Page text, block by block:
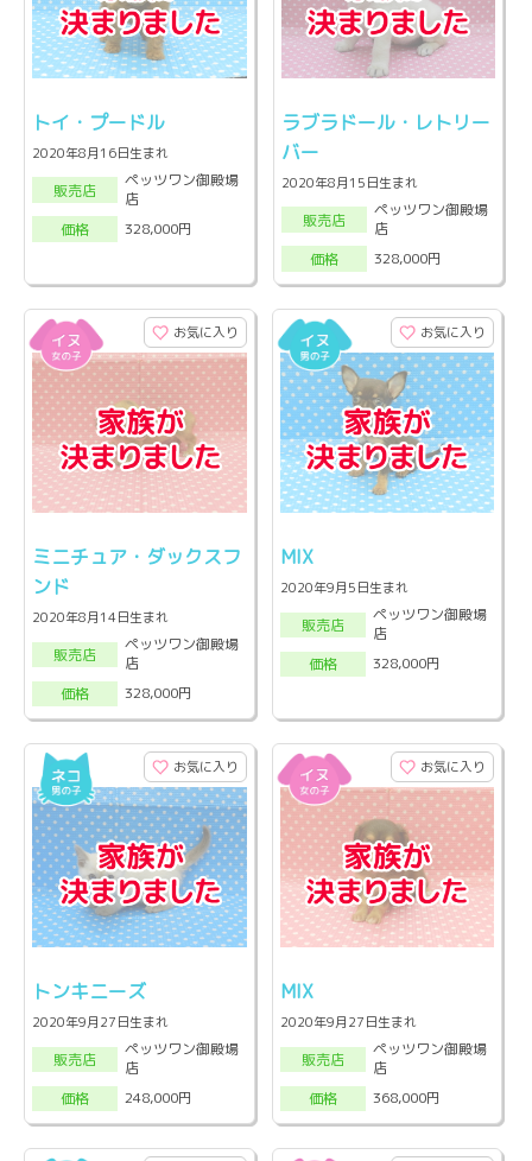
トイ・プードル
2020年8月16日生まれ
販売店
ペッツワン御殿場
店
価格
328,000円
ラブラドール・レトリー
バー
2020年8月15日生まれ
販売店
ペッツワン御殿場
店
価格
328,000円
お気に入り
ミニチュア・ダックスフ
ンド
2020年8月14日生まれ
販売店
ペッツワン御殿場
店
価格
328,000円
お気に入り
MIX
2020年9月5日生まれ
販売店
ペッツワン御殿場
店
価格
328,000円
お気に入り
トンキニーズ
2020年9月27日生まれ
販売店
ペッツワン御殿場
店
価格
248,000円
お気に入り
MIX
2020年9月27日生まれ
販売店
ペッツワン御殿場
店
価格
368,000円